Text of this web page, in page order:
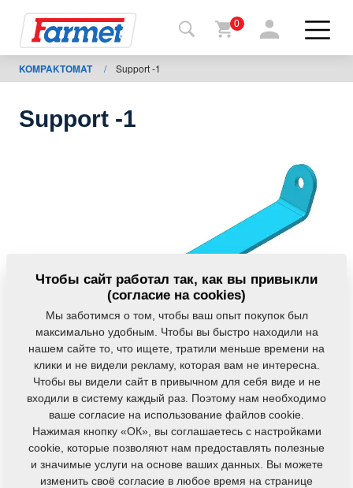
Назад
на
Фармет-
скачиванию
0
KOMPAKTOMAT / Support -1
Support -1
Код продукта: 4014030
Чтобы сайт работал так, как вы привыкли
(согласие на cookies)
Мы заботимся о том, чтобы ваш опыт покупок был
максимально удобным. Чтобы вы быстро находили на
нашем сайте то, что ищете, тратили меньше времени на
клики и не видели рекламу, которая вам не интересна.
Чтобы вы видели сайт в привычном для себя виде и не
входили в систему каждый раз. Поэтому нам необходимо
ваше согласие на использование файлов cookie.
Нажимая кнопку «ОК», вы соглашаетесь с настройками
cookie, которые позволяют нам предоставлять полезные
и значимые услуги на основе ваших данных. Вы можете
изменить своё согласие в любое время на странице